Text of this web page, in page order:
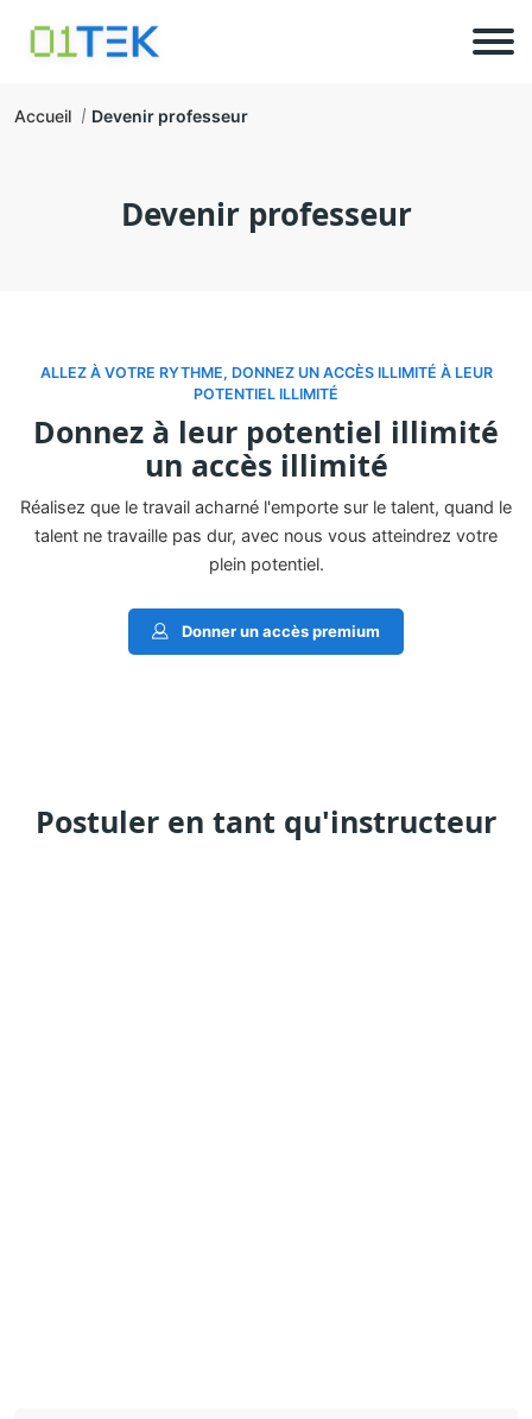
Accueil Devenir professeur
Devenir professeur
ALLEZ À VOTRE RYTHME, DONNEZ UN ACCÈS ILLIMITÉ À LEUR
POTENTIEL ILLIMITÉ
Donnez à leur potentiel illimité
un accès illimité
Réalisez que le travail acharné l'emporte sur le talent, quand le
talent ne travaille pas dur, avec nous vous atteindrez votre
plein potentiel.
Donner un accès premium
Postuler en tant qu'instructeur